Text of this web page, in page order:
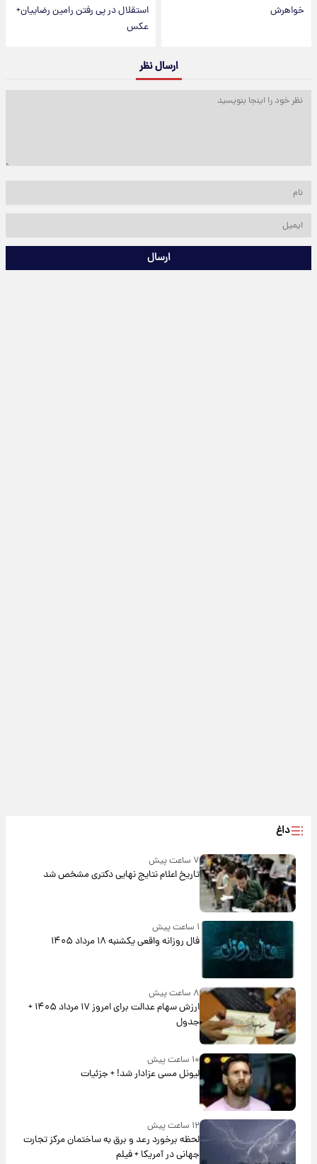
خواهرش
استقلال در پی رفتن رامین رضاییان+
عکس
ارسال نظر
ارسال
داغ
۷ ساعت پیش
تاریخ اعلام نتایج نهایی دکتری مشخص شد
۱ ساعت پیش
فال روزانه واقعی یکشنبه ۱۸ مرداد ۱۴۰۵
۸ ساعت پیش
ارزش سهام عدالت برای امروز ۱۷ مرداد ۱۴۰۵ +
جدول
۱۰ ساعت پیش
لیونل مسی عزادار شد! + جزئیات
۱۲ ساعت پیش
لحظه برخورد رعد و برق به ساختمان مرکز تجارت
جهانی در آمریکا + فیلم